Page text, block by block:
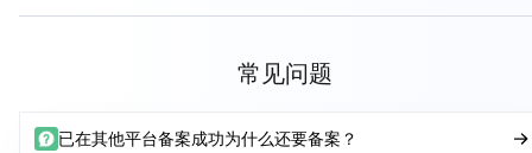
常见问题
已在其他平台备案成功为什么还要备案？